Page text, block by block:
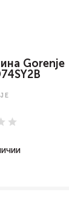
Gorenje